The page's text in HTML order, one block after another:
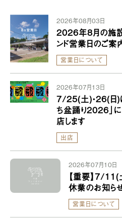
2026年08月03日
2026年8月の施設
ンド営業日のご案
営業日について
2026年07月13日
7/25(土)・26(日)
ち盆踊り2026」に
店します
出店
2026年07月10日
【重要】7/11(
休業のお知ら
営業日について